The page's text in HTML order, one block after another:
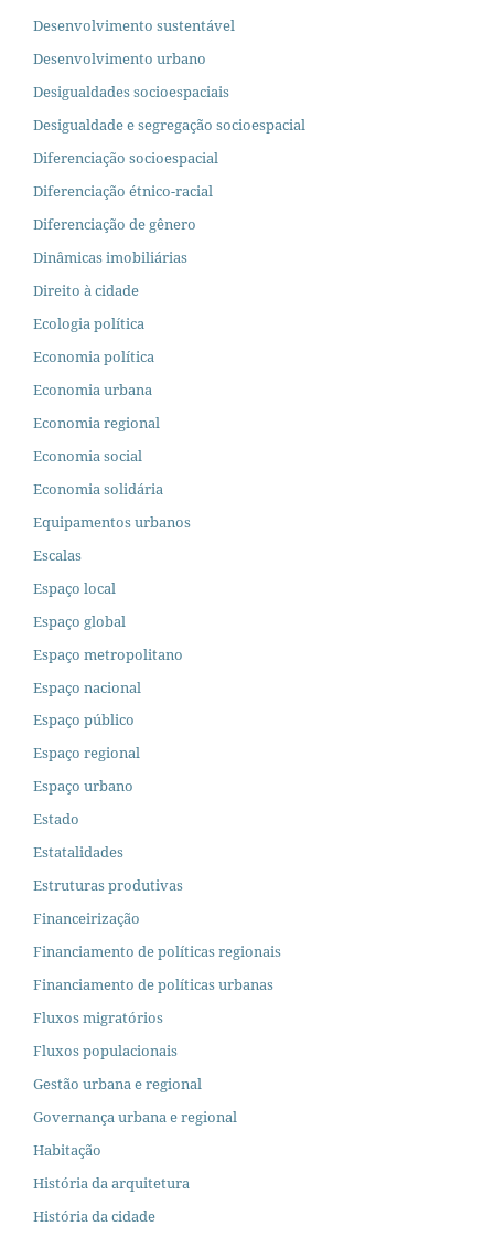
Desenvolvimento sustentável
Desenvolvimento urbano
Desigualdades socioespaciais
Desigualdade e segregação socioespacial
Diferenciação socioespacial
Diferenciação étnico-racial
Diferenciação de gênero
Dinâmicas imobiliárias
Direito à cidade
Ecologia política
Economia política
Economia urbana
Economia regional
Economia social
Economia solidária
Equipamentos urbanos
Escalas
Espaço local
Espaço global
Espaço metropolitano
Espaço nacional
Espaço público
Espaço regional
Espaço urbano
Estado
Estatalidades
Estruturas produtivas
Financeirização
Financiamento de políticas regionais
Financiamento de políticas urbanas
Fluxos migratórios
Fluxos populacionais
Gestão urbana e regional
Governança urbana e regional
Habitação
História da arquitetura
História da cidade